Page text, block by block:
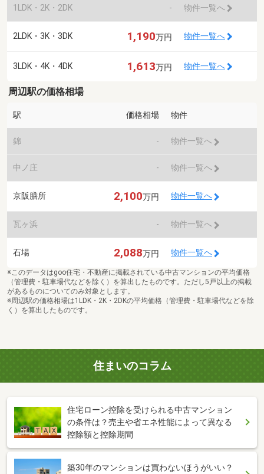
1LDK・2K・2DK - 物件一覧へ
2LDK・3K・3DK 1,190万円 物件一覧へ
3LDK・4K・4DK 1,613万円 物件一覧へ
周辺駅の価格相場
駅 価格相場 物件
錦 - 物件一覧へ
中ノ庄 - 物件一覧へ
京阪膳所 2,100万円 物件一覧へ
瓦ヶ浜 - 物件一覧へ
石場 2,088万円 物件一覧へ
※このデータはgoo住宅・不動産に掲載されている中古マンションの平均価格
（管理費・駐車場代などを除く）を算出したものです。ただし5戸以上の掲載
があるものについてのみ対象とします。
※周辺駅の価格相場は1LDK・2K・2DKの平均価格（管理費・駐車場代などを除
く）を算出したものです。
住まいのコラム
住宅ローン控除を受けられる中古マンション
の条件は？売主や省エネ性能によって異なる
控除額と控除期間
築30年のマンションは買わないほうがいい？